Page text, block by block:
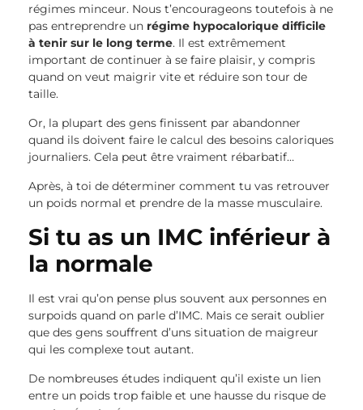
régimes minceur. Nous t’encourageons toutefois à ne
pas entreprendre un régime hypocalorique difficile
à tenir sur le long terme. Il est extrêmement
important de continuer à se faire plaisir, y compris
quand on veut maigrir vite et réduire son tour de
taille.
Or, la plupart des gens finissent par abandonner
quand ils doivent faire le calcul des besoins caloriques
journaliers. Cela peut être vraiment rébarbatif…
Après, à toi de déterminer comment tu vas retrouver
un poids normal et prendre de la masse musculaire.
Si tu as un IMC inférieur à
la normale
Il est vrai qu’on pense plus souvent aux personnes en
surpoids quand on parle d’IMC. Mais ce serait oublier
que des gens souffrent d’uns situation de maigreur
qui les complexe tout autant.
De nombreuses études indiquent qu’il existe un lien
entre un poids trop faible et une hausse du risque de